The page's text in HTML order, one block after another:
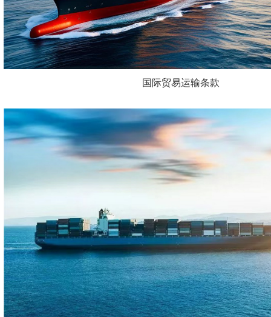
国际贸易运输条款